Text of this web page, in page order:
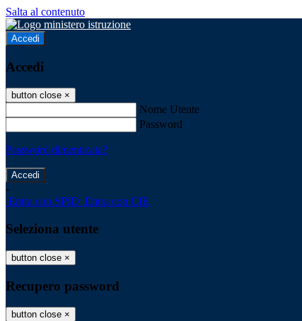
Salta al contenuto
Accedi
Accedi
button close ×
Nome Utente
Password
Password dimenticata?
-
Entra con SPID Entra con CIE
Seleziona utente
button close ×
Recupero password
button close ×